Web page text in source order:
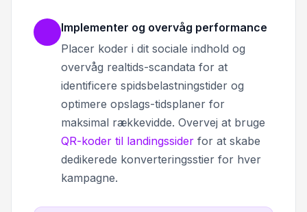
Implementer og overvåg performance
Placer koder i dit sociale indhold og
overvåg realtids-scandata for at
identificere spidsbelastningstider og
optimere opslags-tidsplaner for
maksimal rækkevidde. Overvej at bruge
QR-koder til landingssider for at skabe
dedikerede konverteringsstier for hver
kampagne.